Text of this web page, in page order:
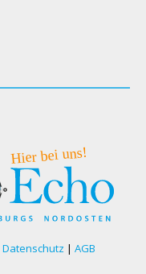
Datenschutz | AGB